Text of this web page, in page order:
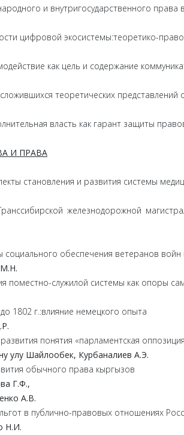
и внутригосударственного
цифровой экосистемы:теоретико-
как цель и содержание
теоретических
власть как гарант защиты
И ПРАВА
становления и развития системы
железнодорожной
обеспечения ветеранов войн
М.Н.
поместно-служилой системы как опоры
1802 г.:влияние немецкого опыта
Р.
понятия «парламентская
у улу Шайлообек, Курбаналиев А.Э.
обычного права кыргызов
Г.Ф.,
А.В.
в публично-правовых отношениях
Н.И.